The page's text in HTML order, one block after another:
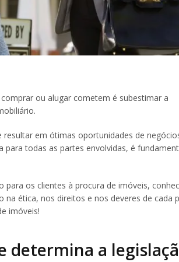
ou alugar cometem é subestimar a
resultar em ótimas oportunidades de
todas as partes envolvidas, é
os clientes à procura de imóveis,
ética, nos direitos e nos deveres de cada
imóveis!
determina a